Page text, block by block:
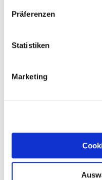
Präferenzen
Statistiken
Marketing
27. + 28.
INFO